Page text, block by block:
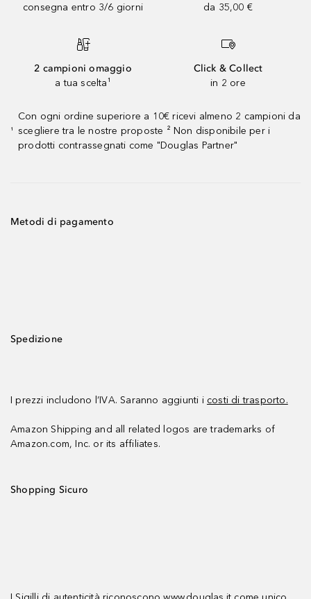
consegna entro 3/6 giorni
da 35,00 €
2 campioni omaggio
a tua scelta¹
Click & Collect
in 2 ore
¹
Con ogni ordine superiore a 10€ ricevi almeno 2 campioni da
scegliere tra le nostre proposte ² Non disponibile per i
prodotti contrassegnati come "Douglas Partner"
Metodi di pagamento
Spedizione
I prezzi includono l’IVA. Saranno aggiunti i costi di trasporto.
Amazon Shipping and all related logos are trademarks of
Amazon.com, Inc. or its affiliates.
Shopping Sicuro